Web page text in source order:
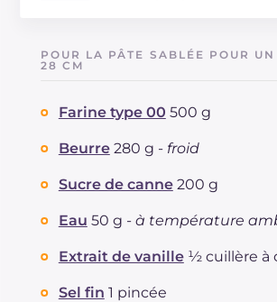
Dont sucres
Graisses
Fibre
Cholestérol
POUR LA PÂTE SABLÉE POUR
28 CM
Farine type 00 500 g
Beurre 280 g - froid
Sucre de canne 200 g
Eau 50 g - à température
Extrait de vanille ½ cuillère à
Sel fin 1 pincée